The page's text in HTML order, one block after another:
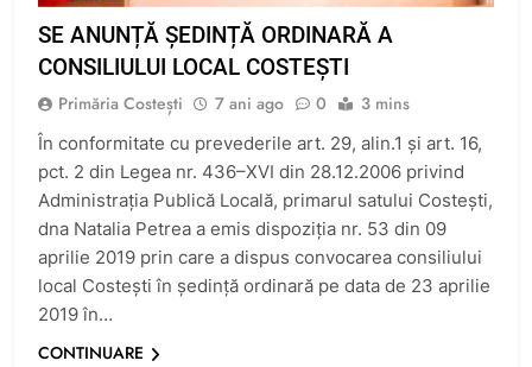
SE ANUNȚĂ ȘEDINȚĂ ORDINARĂ A
CONSILIULUI LOCAL COSTEȘTI
Primăria Costești 7 ani ago 0 3 mins
În conformitate cu prevederile art. 29, alin.1 şi art. 16,
pct. 2 din Legea nr. 436–XVI din 28.12.2006 privind
Administraţia Publică Locală, primarul satului Costeşti,
dna Natalia Petrea a emis dispoziţia nr. 53 din 09
aprilie 2019 prin care a dispus convocarea consiliului
local Costeşti în şedinţă ordinară pe data de 23 aprilie
2019 în…
CONTINUARE